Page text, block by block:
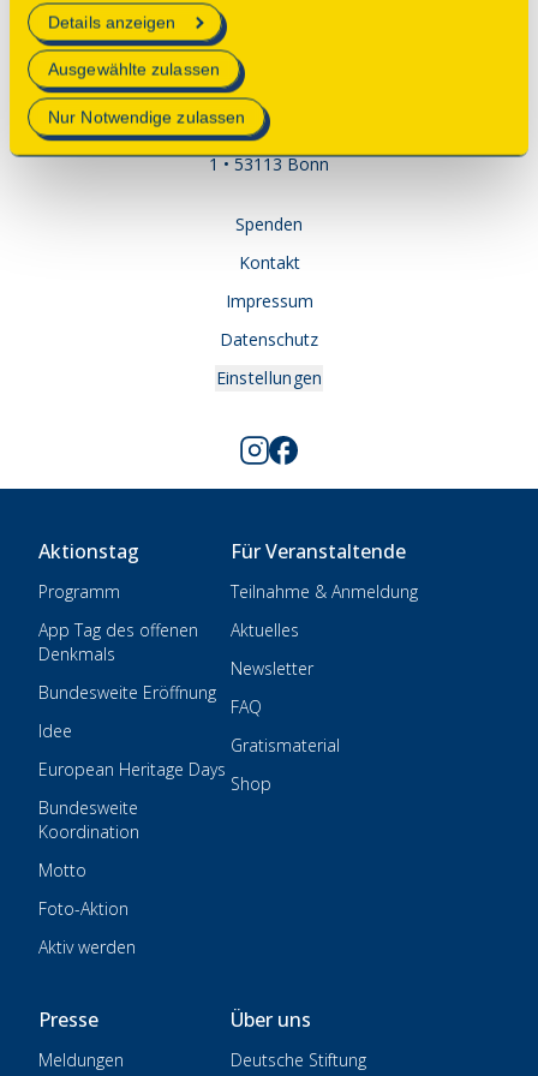
erforderlich sind.
Mehr Informationen finden Sie in unserer
Datenschutzerklärung.
Details anzeigen
Ausgewählte zulassen
Nur Notwendige zulassen
© 2025 Deutsche Stiftung Denkmalschutz • Schlegelstraße
1 • 53113 Bonn
Spenden
Kontakt
Impressum
Datenschutz
Einstellungen
Aktionstag
Programm
App Tag des offenen
Denkmals
Bundesweite Eröffnung
Idee
European Heritage Days
Bundesweite
Koordination
Motto
Foto-Aktion
Aktiv werden
Für Veranstaltende
Teilnahme & Anmeldung
Aktuelles
Newsletter
FAQ
Gratismaterial
Shop
Presse
Meldungen
Über uns
Deutsche Stiftung